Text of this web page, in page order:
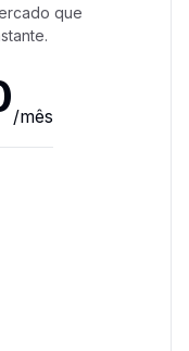
que
/mês